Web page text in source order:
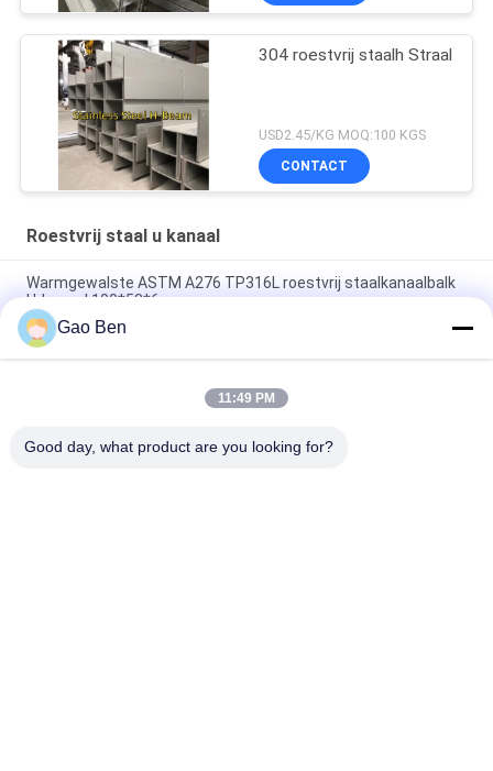
304 roestvrij staalh Straal
USD2.45/KG MOQ:100 KGS
CONTACT
Roestvrij staal u kanaal
Warmgewalste ASTM A276 TP316L roestvrij staalkanaalbalk
U-kanaal 100*53*6mm
ASTM A276 Warmgewalste 10 # roestvrijstalen kanaalbalk
100 mm x 50 mm x 5 mm dikte C-kanaal SS316L
304 Roestvrijstalen H-balk Afmeting: 200 mm x 100 mm x 6
Gao Ben
11:49 PM
Good day, what product are you looking for?